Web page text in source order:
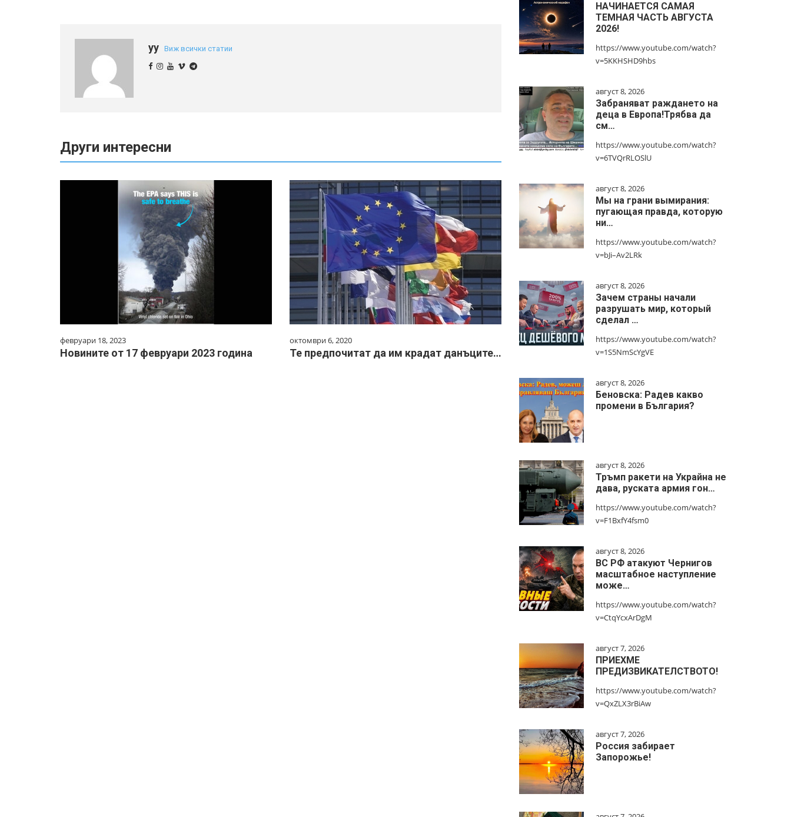
yy Виж всички статии
Други интересни
февруари 18, 2023
Новините от 17 февруари 2023 година
октомври 6, 2020
Те предпочитат да им крадат данъците…
НАЧИНАЕТСЯ САМАЯ
ТЕМНАЯ ЧАСТЬ АВГУСТА
2026!
https://www.youtube.com/watch?
v=5KKHSHD9hbs
август 8, 2026
Забраняват раждането на
деца в Европа!Трябва да
см…
https://www.youtube.com/watch?
v=6TVQrRLOSlU
август 8, 2026
Мы на грани вымирания:
пугающая правда, которую
ни…
https://www.youtube.com/watch?
v=bJi–Av2LRk
август 8, 2026
Зачем страны начали
разрушать мир, который
сделал …
https://www.youtube.com/watch?
v=1S5NmScYgVE
август 8, 2026
Беновска: Радев какво
промени в България?
август 8, 2026
Тръмп ракети на Украйна не
дава, руската армия гон…
https://www.youtube.com/watch?
v=F1BxfY4fsm0
август 8, 2026
ВС РФ атакуют Чернигов
масштабное наступление
може…
https://www.youtube.com/watch?
v=CtqYcxArDgM
август 7, 2026
ПРИЕХМЕ
ПРЕДИЗВИКАТЕЛСТВОТО!
https://www.youtube.com/watch?
v=QxZLX3rBiAw
август 7, 2026
Россия забирает
Запорожье!